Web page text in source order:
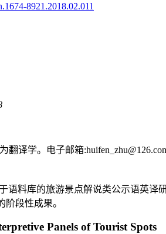
8921.2018.02.011
译学。电子邮箱
料库的旅游景点解说类公示语英译
阶段性成果。
Panels of Tourist Spots